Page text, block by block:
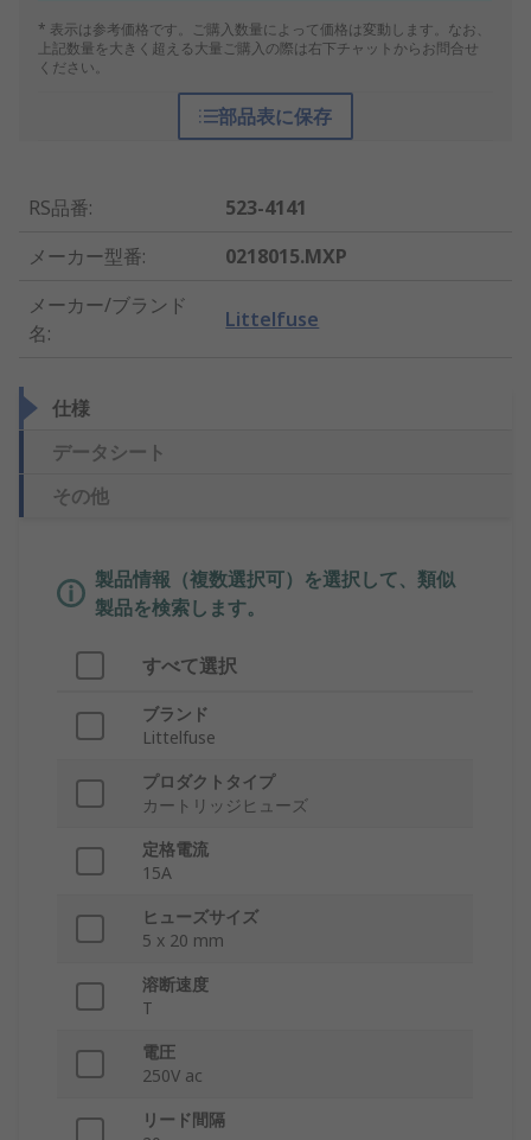
* 表示は参考価格です。ご購入数量によって価格は変動します。なお、
上記数量を大きく超える大量ご購入の際は右下チャットからお問合せ
ください。
部品表に保存
RS品番:
523-4141
メーカー型番:
0218015.MXP
メーカー/ブランド
名:
Littelfuse
仕様
データシート
その他
製品情報（複数選択可）を選択して、類似
製品を検索します。
すべて選択
ブランド
Littelfuse
プロダクトタイプ
カートリッジヒューズ
定格電流
15A
ヒューズサイズ
5 x 20 mm
溶断速度
T
電圧
250V ac
リード間隔